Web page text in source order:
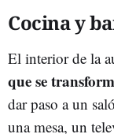
Cocina y
El interior de la
que se
dar paso a un
una mesa, un